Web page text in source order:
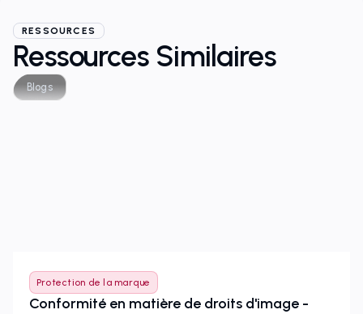
RESSOURCES
Ressources Similaires
Blogs
Protection de la marque
Conformité en matière de droits d'image -